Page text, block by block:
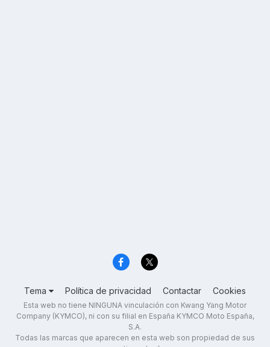
Tema Política de privacidad Contactar Cookies
Esta web no tiene NINGUNA vinculación con Kwang Yang Motor
Company (KYMCO), ni con su filial en España KYMCO Moto España,
S.A.
Todas las marcas que aparecen en esta web son propiedad de sus